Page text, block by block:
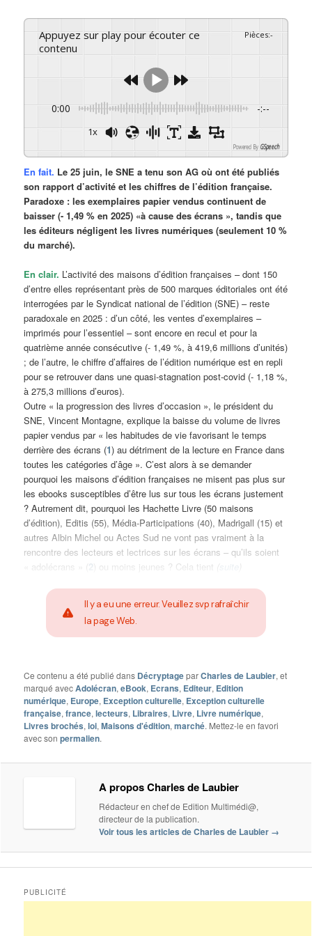
Appuyez sur play pour écouter ce
contenu
Pièces:-
0:00 -:--
1x
Powered By GSpeech
En fait. Le 25 juin, le SNE a tenu son AG où ont été publiés
son rapport d’activité et les chiffres de l’édition française.
Paradoxe : les exemplaires papier vendus continuent de
baisser (- 1,49 % en 2025) «à cause des écrans », tandis que
les éditeurs négligent les livres numériques (seulement 10 %
du marché).
En clair. L’activité des maisons d’édition françaises – dont 150
d’entre elles représentant près de 500 marques éditoriales ont été
interrogées par le Syndicat national de l’édition (SNE) – reste
paradoxale en 2025 : d’un côté, les ventes d’exemplaires –
imprimés pour l’essentiel – sont encore en recul et pour la
quatrième année consécutive (- 1,49 %, à 419,6 millions d’unités)
; de l’autre, le chiffre d’affaires de l’édition numérique est en repli
pour se retrouver dans une quasi-stagnation post-covid (- 1,18 %,
à 275,3 millions d’euros).
Outre « la progression des livres d’occasion », le président du
SNE, Vincent Montagne, explique la baisse du volume de livres
papier vendus par « les habitudes de vie favorisant le temps
derrière des écrans (1) au détriment de la lecture en France dans
toutes les catégories d’âge ». C’est alors à se demander
pourquoi les maisons d’édition françaises ne misent pas plus sur
les ebooks susceptibles d’être lus sur tous les écrans justement
? Autrement dit, pourquoi les Hachette Livre (50 maisons
d’édition), Editis (55), Média-Participations (40), Madrigall (15) et
autres Albin Michel ou Actes Sud ne vont pas vraiment à la
rencontre des lecteurs et lectrices sur les écrans – qu’ils soient
« adolécrans » ( 2) ou moins jeunes ? Cela tient suite
Il y a eu une erreur. Veuillez svp rafraîchir
la page Web.
Ce contenu a été publié dans DécryptageparCharles de Laubier, et
marqué avecAdolécran,eBook, Ecrans, Editeur, Edition
numérique, Europe, Exception culturelle, Exception culturelle
française,france,lecteurs, Libraires, Livre, Livre numérique,
Livres brochés,loi,Maisons d'édition,marché. Mettez-le en favori
avec sonpermalien.
A propos Charles de Laubier
Rédacteur en chef de Edition Multimédi@,
directeur de la publication.
Voir tous les articles de Charles de Laubier →
PUBLICITÉ